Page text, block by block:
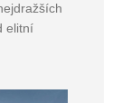
elitní